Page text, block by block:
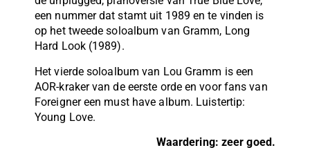
een nummer dat stamt uit 1989 en te vinden is
op het tweede soloalbum van Gramm, Long
Hard Look (1989).
Het vierde soloalbum van Lou Gramm is een
AOR-kraker van de eerste orde en voor fans van
Foreigner een must have album. Luistertip:
Young Love.
Waardering: zeer goed.